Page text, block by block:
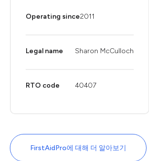
Operating since2011
Legal name Sharon McCulloch
RTO code 40407
FirstAidPro에 대해 더 알아보기